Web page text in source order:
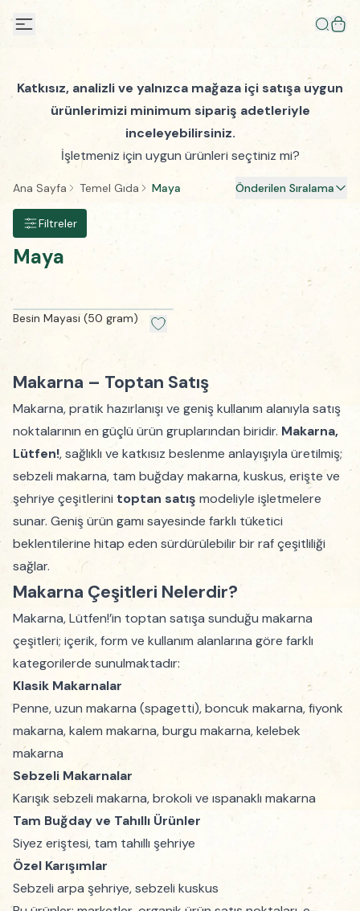
Katkısız, analizli ve yalnızca mağaza içi satışa uygun
ürünlerimizi minimum sipariş adetleriyle
inceleyebilirsiniz.
İşletmeniz için uygun ürünleri seçtiniz mi?
Ana Sayfa Temel Gıda Maya Önderilen Sıralama
Filtreler
Maya
Besin Mayası (50 gram)
Makarna – Toptan Satış
Makarna, pratik hazırlanışı ve geniş kullanım alanıyla satış
noktalarının en güçlü ürün gruplarından biridir. Makarna,
Lütfen!, sağlıklı ve katkısız beslenme anlayışıyla üretilmiş;
sebzeli makarna, tam buğday makarna, kuskus, erişte ve
şehriye çeşitlerini toptan satış modeliyle işletmelere
sunar. Geniş ürün gamı sayesinde farklı tüketici
beklentilerine hitap eden sürdürülebilir bir raf çeşitliliği
sağlar.
Makarna Çeşitleri Nelerdir?
Makarna, Lütfen!’in toptan satışa sunduğu makarna
çeşitleri; içerik, form ve kullanım alanlarına göre farklı
kategorilerde sunulmaktadır:
Klasik Makarnalar
Penne, uzun makarna (spagetti), boncuk makarna, fiyonk
makarna, kalem makarna, burgu makarna, kelebek
makarna
Sebzeli Makarnalar
Karışık sebzeli makarna, brokoli ve ıspanaklı makarna
Tam Buğday ve Tahıllı Ürünler
Siyez eriştesi, tam tahıllı şehriye
Özel Karışımlar
Sebzeli arpa şehriye, sebzeli kuskus